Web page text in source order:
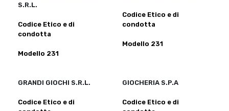
S.R.L.
Codice Etico e di
condotta
Modello 231
Codice Etico e di
condotta
Modello 231
GRANDI GIOCHI S.R.L.
Codice Etico e di
GIOCHERIA S.P.A
Codice Etico e di